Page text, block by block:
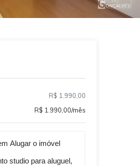
R$ 1.990,00
R$ 1.990,00/mês